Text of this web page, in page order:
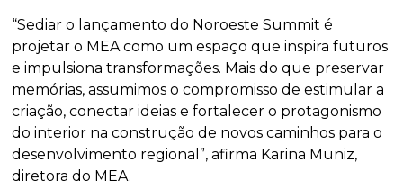
“Sediar o lançamento do Noroeste Summit é
projetar o MEA como um espaço que inspira futuros
e impulsiona transformações. Mais do que preservar
memórias, assumimos o compromisso de estimular a
criação, conectar ideias e fortalecer o protagonismo
do interior na construção de novos caminhos para o
desenvolvimento regional”, afirma Karina Muniz,
diretora do MEA.